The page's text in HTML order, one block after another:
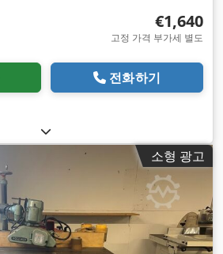
€1,640
고정 가격 부가세 별도
전화하기
소형 광고